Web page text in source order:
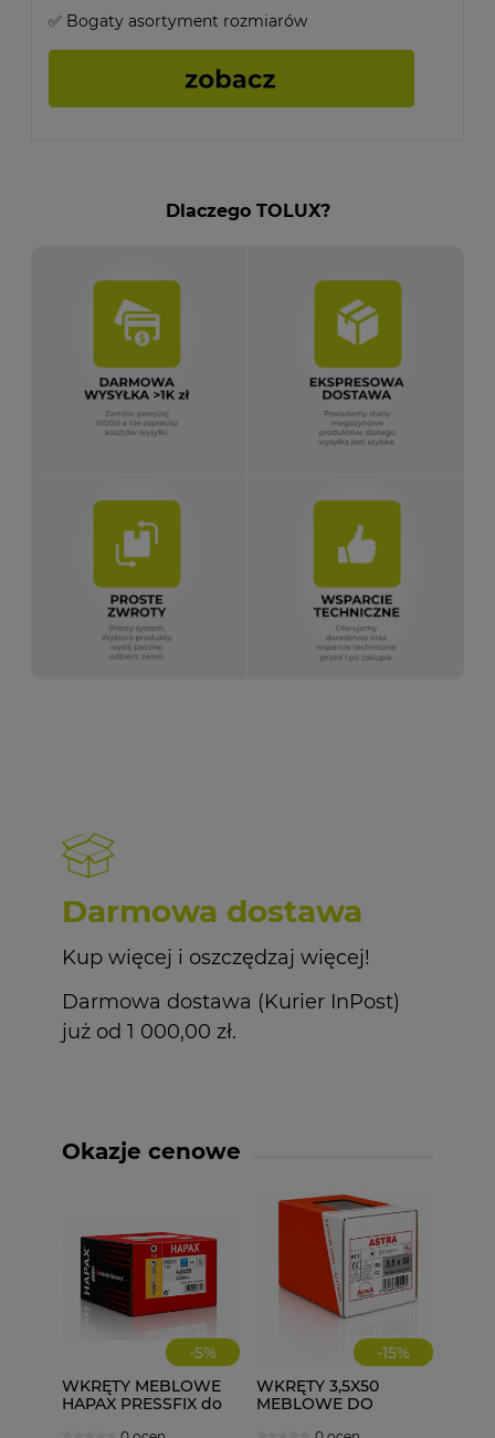
✅ Bogaty asortyment rozmiarów
Dlaczego TOLUX?
Darmowa dostawa
Kup więcej i oszczędzaj więcej!
Darmowa dostawa (Kurier InPost)
już od 1 000,00 zł.
Okazje cenowe
-5%
WKRĘTY MEBLOWE
HAPAX PRESSFIX do
-15%
WKRĘTY 3,5X50
MEBLOWE DO